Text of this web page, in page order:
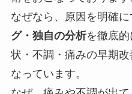
なぜなら、原因を明確
グ・独自の分析を徹底
状・不調・痛みの早期
なっています。